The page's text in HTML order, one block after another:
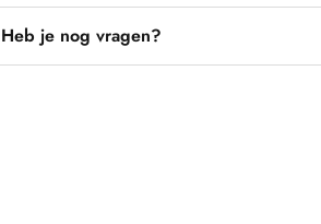
Heb je nog vragen?